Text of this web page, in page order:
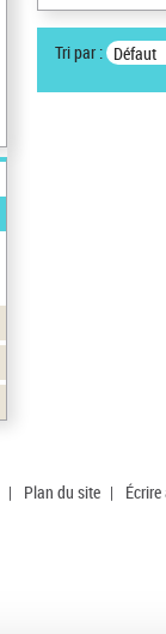
Tri par : Défaut
| Plan du site |